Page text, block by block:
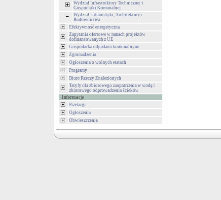
Wydział Infrastruktury Technicznej i
Gospodarki Komunalnej
Wydział Urbanistyki, Architektury i
Budownictwa
Efektywność energetyczna
Zapytania ofertowe w ramach projektów
dofinansowanych z UE
Gospodarka odpadami komunalnymi
Zgromadzenia
Ogłoszenia o wolnych etatach
Programy
Biuro Rzeczy Znalezionych
Tatyfy dla zbiorowego zaopatrzenia w wodę i
zbiorowego odprowadzenia ścieków
Informacje
Przetargi
Ogłoszenia
Obwieszczenia